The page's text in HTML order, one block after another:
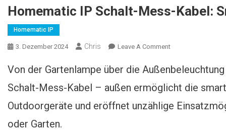
Homematic IP Schalt-Mess-Kabel:
Homematic IP
3. Dezember 2024 Chris Leave A Comment
Kabel: Smarte
Von der Gartenlampe über die
Schalt-Mess-Kabel – außen ermöglicht die
Outdoorgeräte und eröffnet unzählige
oder Garten.